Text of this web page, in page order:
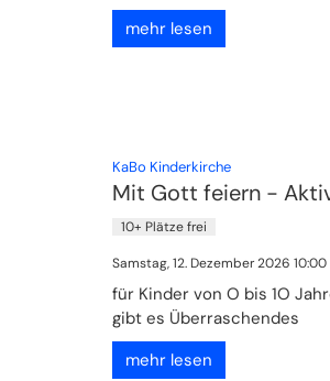
mehr lesen
KaBo Kinderkirche:
Mit Gott feiern -
10+ Plätze frei
Samstag, 12. Dezember 2026 10:00
für Kinder von O bis 1O
gibt es Überraschendes
mehr lesen